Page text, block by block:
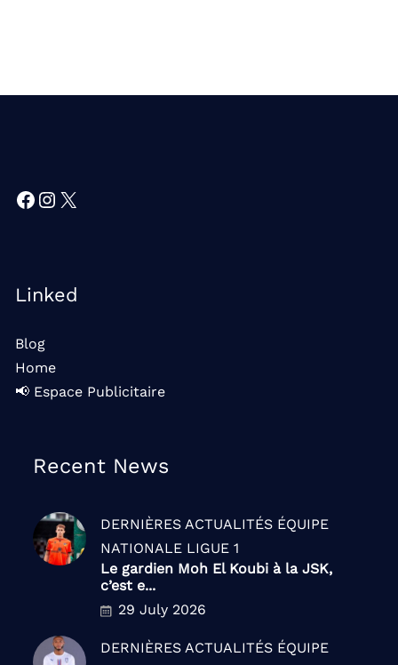
Facebook
Instagram
X
Linked
Blog
Home
📢 Espace Publicitaire
Recent News
DERNIÈRES ACTUALITÉS ÉQUIPE
NATIONALE LIGUE 1
Le gardien Moh El Koubi à la JSK,
c’est e...
29 July 2026
DERNIÈRES ACTUALITÉS ÉQUIPE